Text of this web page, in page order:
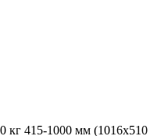
кг 415-1000 мм (1016х510